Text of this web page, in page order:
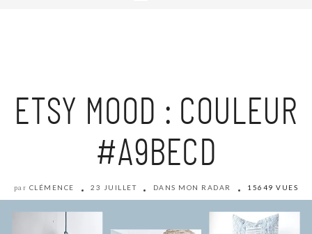
ETSY MOOD : COULEUR
#A9BECD
par CLÉMENCE 23 JUILLET DANS MON RADAR 15649 VUES